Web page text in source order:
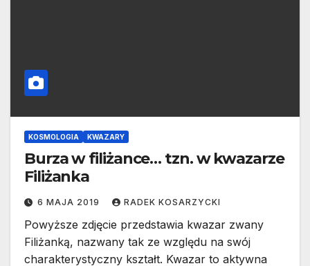
KOSMOLOGIA KWAZARY
Burza w filiżance… tzn. w kwazarze
Filiżanka
6 MAJA 2019 RADEK KOSARZYCKI
Powyższe zdjęcie przedstawia kwazar zwany
Filiżanką, nazwany tak ze względu na swój
charakterystyczny kształt. Kwazar to aktywna